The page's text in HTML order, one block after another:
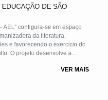
DE SÃO
AEL” configura-se em espaço
da literatura,
e favorecendo o exercício do
O projeto desenvolve a
ampliação do universo cultural,
VER MAIS